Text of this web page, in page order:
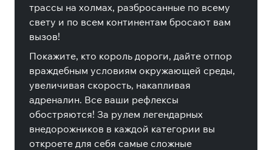
трассы на холмах, разбросанные по всему
свету и по всем континентам бросают вам
вызов!
Покажите, кто король дороги, дайте отпор
враждебным условиям окружающей среды,
увеличивая скорость, накапливая
адреналин. Все ваши рефлексы
обостряются! За рулем легендарных
внедорожников в каждой категории вы
откроете для себя самые сложные